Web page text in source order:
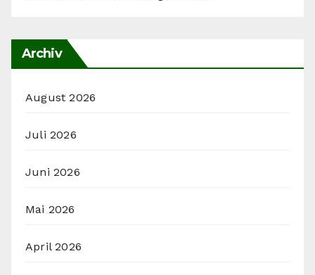
Archiv
August 2026
Juli 2026
Juni 2026
Mai 2026
April 2026